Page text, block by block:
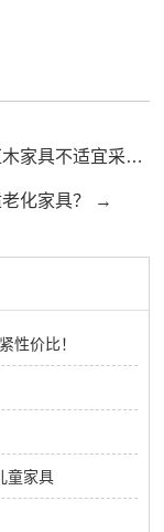
家具不适宜采用
老化家具？ →
性价比！
童家具